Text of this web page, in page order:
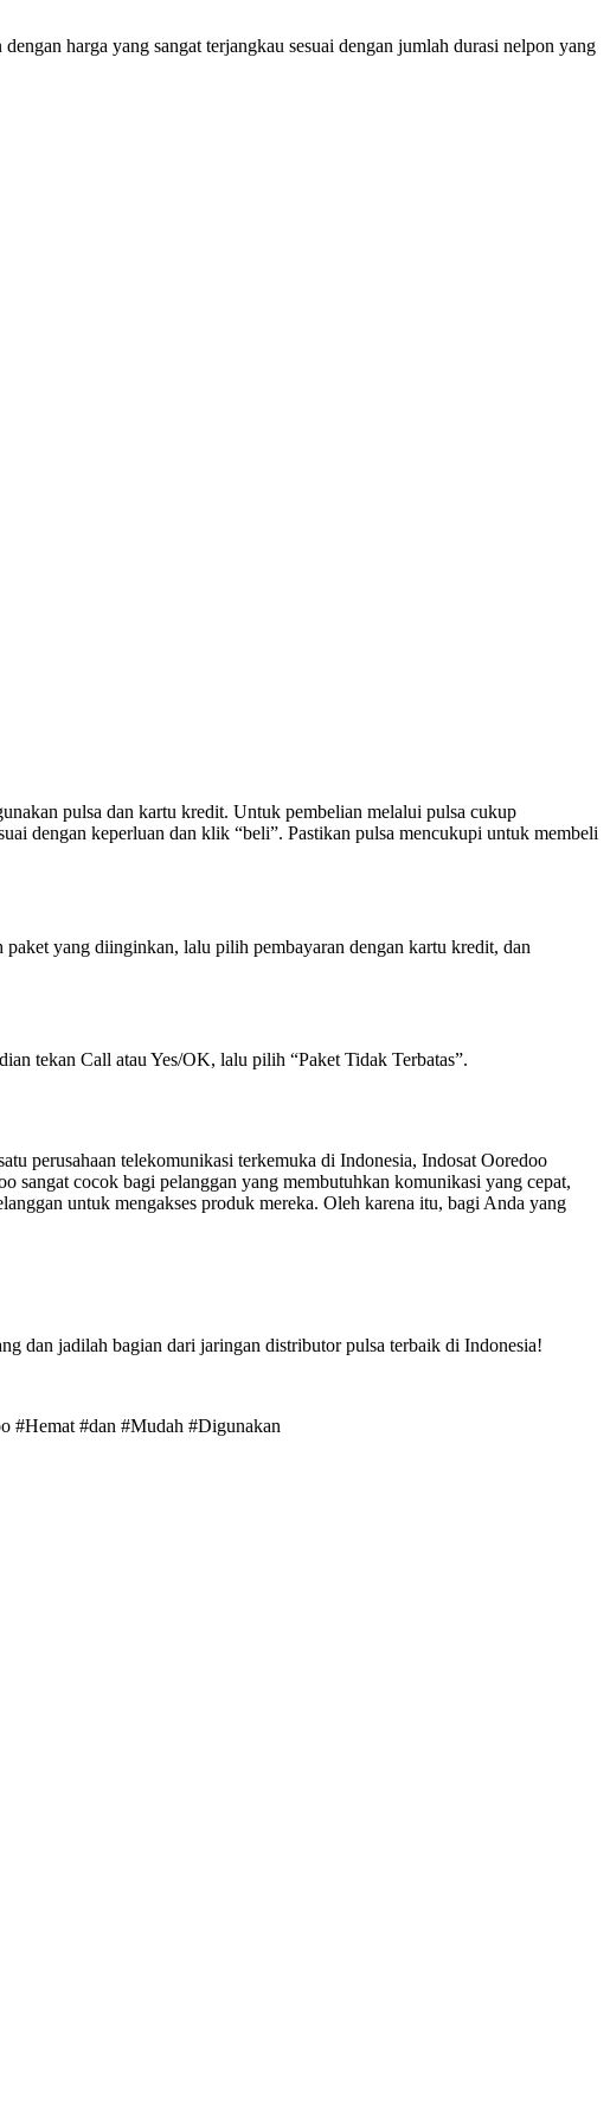
harga yang sangat terjangkau sesuai dengan jumlah durasi nelpon yang
pulsa dan kartu kredit. Untuk pembelian melalui pulsa cukup
dengan keperluan dan klik “beli”. Pastikan pulsa mencukupi untuk membeli
yang diinginkan, lalu pilih pembayaran dengan kartu kredit, dan
tekan Call atau Yes/OK, lalu pilih “Paket Tidak Terbatas”.
perusahaan telekomunikasi terkemuka di Indonesia, Indosat Ooredoo
sangat cocok bagi pelanggan yang membutuhkan komunikasi yang cepat,
untuk mengakses produk mereka. Oleh karena itu, bagi Anda yang
dan jadilah bagian dari jaringan distributor pulsa terbaik di Indonesia!
#Hemat #dan #Mudah #Digunakan